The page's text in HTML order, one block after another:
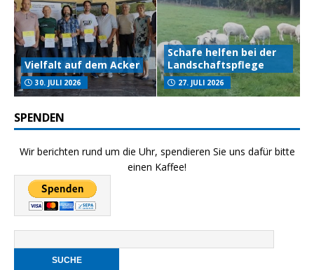
Vielfalt auf dem Acker
30. JULI 2026
Schafe helfen bei der
Landschaftspflege
27. JULI 2026
SPENDEN
Wir berichten rund um die Uhr, spendieren Sie uns dafür bitte
einen Kaffee!